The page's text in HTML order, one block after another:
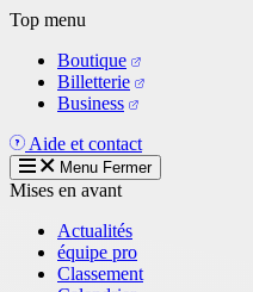
Aller
contenu
principal
Top menu
Boutique
Billetterie
Business
Aide et contact
Menu Fermer
Mises en avant
Actualités
équipe pro
Classement